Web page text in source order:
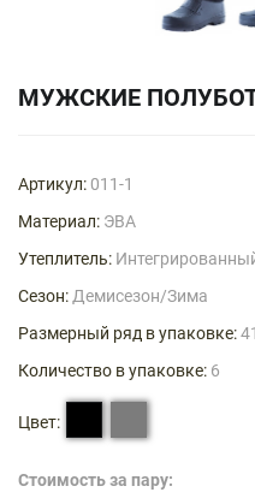
МУЖСКИЕ
Артикул: 011-1
Материал: ЭВА
Утеплитель:
Сезон: Демисезон/Зима
Размерный ряд в упаковке:
Количество в упаковке: 6
Цвет:
Стоимость за пару: